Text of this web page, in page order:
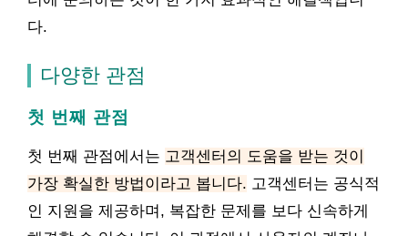
다.
다양한 관점
첫 번째 관점
첫 번째 관점에서는 고객센터의 도움을 받는 것이
가장 확실한 방법이라고 봅니다. 고객센터는 공식적
인 지원을 제공하며, 복잡한 문제를 보다 신속하게